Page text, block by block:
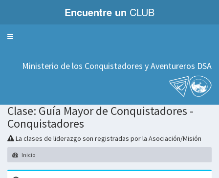
Encuentre un CLUB
Servicios
Ministerio de los Conquistadores y Aventureros DSA
Clase: Guía Mayor de Conquistadores -
Conquistadores
La clases de liderazgo son registradas por la Asociación/Misión
Inicio